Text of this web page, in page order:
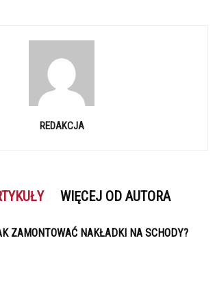
REDAKCJA
WIĘCEJ OD AUTORA
ZAMONTOWAĆ NAKŁADKI NA SCHODY?